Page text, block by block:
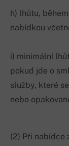
h) lhůtu,
nabídkou
i) minimální
pokud jde o
služby, které
nebo
(2) Při nabídce